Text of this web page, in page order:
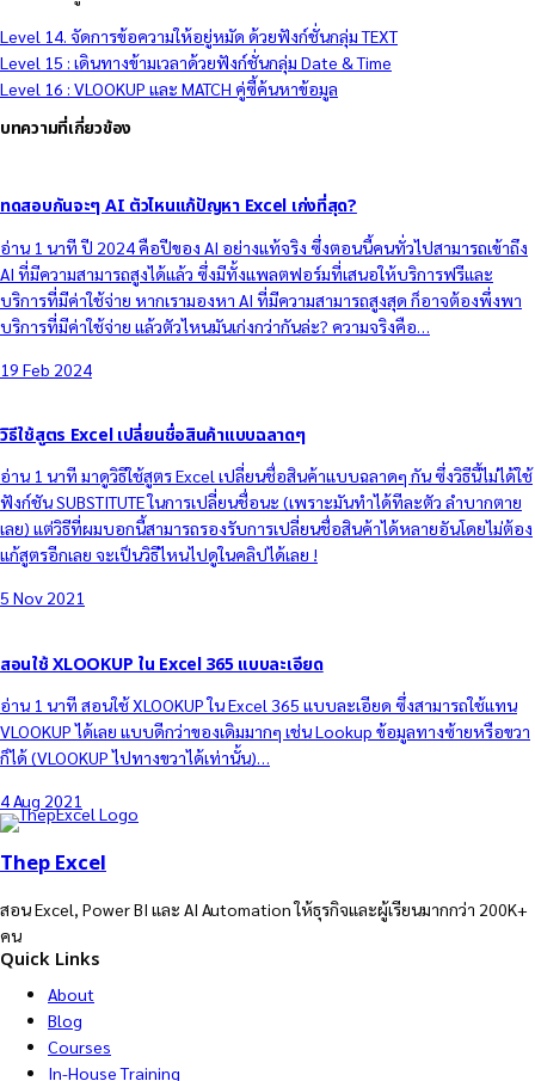
Level 14. จัดการข้อความให้อยู่หมัด ด้วยฟังก์ชั่นกลุ่ม TEXT
Level 15 : เดินทางข้ามเวลาด้วยฟังก์ชั่นกลุ่ม Date & Time
Level 16 : VLOOKUP และ MATCH คู่ซี้ค้นหาข้อมูล
บทความที่เกี่ยวข้อง
ทดสอบกันจะๆ AI ตัวไหนแก้ปัญหา Excel เก่งที่สุด?
อ่าน 1 นาที ปี 2024 คือปีของ AI อย่างแท้จริง ซึ่งตอนนี้คนทั่วไปสามารถเข้าถึง
AI ที่มีความสามารถสูงได้แล้ว ซึ่งมีทั้งแพลตฟอร์มที่เสนอให้บริการฟรีและ
บริการที่มีค่าใช้จ่าย หากเรามองหา AI ที่มีความสามารถสูงสุด ก็อาจต้องพึ่งพา
บริการที่มีค่าใช้จ่าย แล้วตัวไหนมันเก่งกว่ากันล่ะ? ความจริงคือ…
19 Feb 2024
วิธีใช้สูตร Excel เปลี่ยนชื่อสินค้าแบบฉลาดๆ
อ่าน 1 นาที มาดูวิธีใช้สูตร Excel เปลี่ยนชื่อสินค้าแบบฉลาดๆ กัน ซึ่งวิธีนี้ไม่ได้ใช้
ฟังก์ชัน SUBSTITUTE ในการเปลี่ยนชื่อนะ (เพราะมันทำได้ทีละตัว ลำบากตาย
เลย) แต่วิธีที่ผมบอกนี้สามารถรองรับการเปลี่ยนชื่อสินค้าได้หลายอันโดยไม่ต้อง
แก้สูตรอีกเลย จะเป็นวิธีไหนไปดูในคลิปได้เลย !
5 Nov 2021
สอนใช้ XLOOKUP ใน Excel 365 แบบละเอียด
อ่าน 1 นาที สอนใช้ XLOOKUP ใน Excel 365 แบบละเอียด ซึ่งสามารถใช้แทน
VLOOKUP ได้เลย แบบดีกว่าของเดิมมากๆ เช่น Lookup ข้อมูลทางซ้ายหรือขวา
ก็ได้ (VLOOKUP ไปทางขวาได้เท่านั้น)…
4 Aug 2021
Thep Excel
สอน Excel, Power BI และ AI Automation ให้ธุรกิจและผู้เรียนมากกว่า 200K+
คน
Quick Links
About
Blog
Courses
In-House Training